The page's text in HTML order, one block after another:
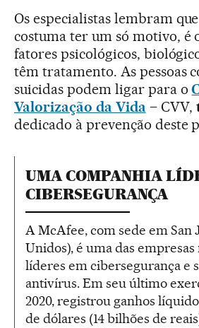
Os especialistas lembram
costuma ter um só motivo, é
fatores psicológicos,
têm tratamento. As pessoas
suicidas podem ligar para o
Valorização da Vida – CVV,
dedicado à prevenção deste
UMA COMPANHIA
CIBERSEGURANÇA
A McAfee, com sede em San
Unidos), é uma das
líderes em cibersegurança e
antivírus. Em seu último
2020, registrou ganhos
de dólares (14 bilhões de